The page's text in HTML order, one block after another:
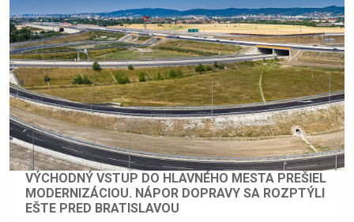
VÝCHODNÝ VSTUP DO HLAVNÉHO MESTA PREŠIEL
MODERNIZÁCIOU. NÁPOR DOPRAVY SA ROZPTÝLI
EŠTE PRED BRATISLAVOU